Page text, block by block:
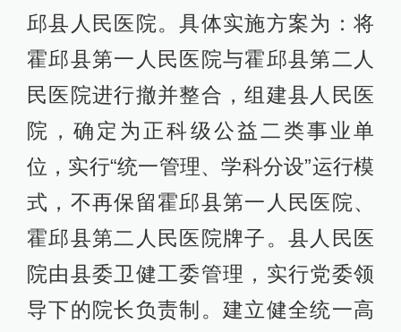
邱县人民医院。具体实施方案为：将
霍邱县第一人民医院与霍邱县第二人
民医院进行撤并整合，组建县人民医
院，确定为正科级公益二类事业单
位，实行“统一管理、学科分设”运行模
式，不再保留霍邱县第一人民医院、
霍邱县第二人民医院牌子。县人民医
院由县委卫健工委管理，实行党委领
导下的院长负责制。建立健全统一高